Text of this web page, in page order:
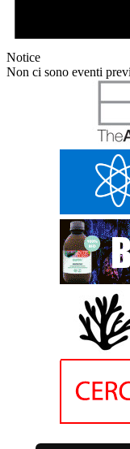
Notice
Non ci sono eventi